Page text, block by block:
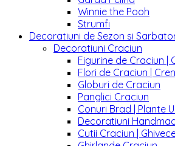
Winnie the Pooh
Strumfi
Decoratiuni de Sezon si
Decoratiuni Craciun
Figurine de Craciun |
Flori de Craciun |
Globuri de Craciun
Panglici Craciun
Conuri Brad | Plante
Decoratiuni
Cutii Craciun |